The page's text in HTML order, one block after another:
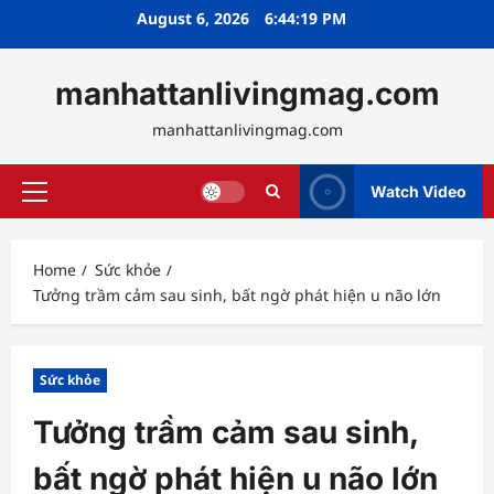
August 6, 2026 6:44:19 PM
manhattanlivingmag.com
manhattanlivingmag.com
Primary
Watch Video
Home
Sức khỏe
Tưởng trầm cảm sau sinh, bất ngờ phát hiện u não lớn
Sức khỏe
Tưởng trầm cảm sau sinh,
bất ngờ phát hiện u não lớn